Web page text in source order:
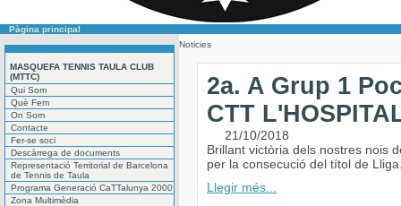
Pàgina principal
MASQUEFA TENNIS TAULA CLUB
(MTTC)
Qui Som
Què Fem
On Som
Contacte
Fer-se soci
Descàrrega de documents
Representació Territorial de Barcelona
de Tennis de Taula
Programa Generació CaTTalunya 2000
Zona Multimèdia
Noticies
2a. A Grup 1
CTT
21/10/2018
Brillant victòria dels nostres nois
per la consecució del títol de
Llegir més...